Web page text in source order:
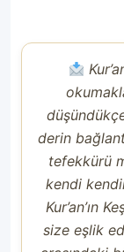
derin
tefekkürü
kendi
Kur’an’ın
size eşlik